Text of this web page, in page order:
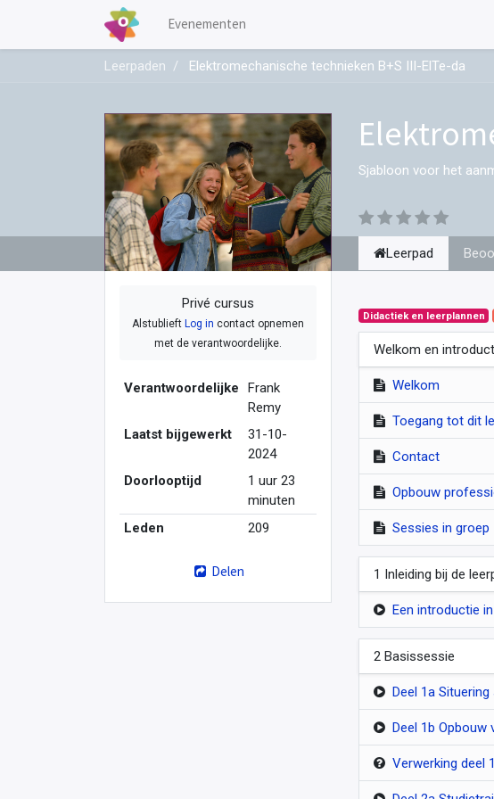
Evenementen
Leerpaden Elektromechanische technieken B+S III-ElTe-da
Sjabloon voor het
Privé cursus
Alstublieft Log in contact opnemen
met de verantwoordelijke.
Verantwoordelijke
Frank
Remy
Laatst bijgewerkt
31-10-
2024
Doorlooptijd
1 uur 23
minuten
Leden
209
Delen
Leerpad
Didactiek en leerplannen
Welkom en
Welkom
Toegang tot dit
Contact
Opbouw
Sessies in groep
1 Inleiding bij de
Een introductie
2 Basissessie
Deel 1a
Deel 1b
Verwerking deel 1